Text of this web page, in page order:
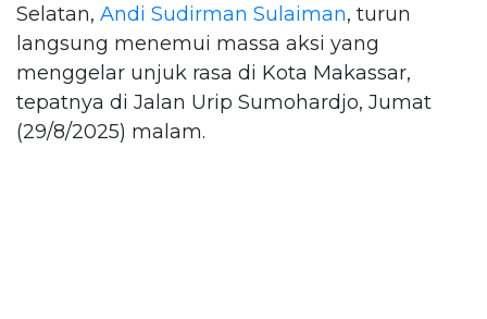
Selatan, Andi Sudirman Sulaiman, turun
langsung menemui massa aksi yang
menggelar unjuk rasa di Kota Makassar,
tepatnya di Jalan Urip Sumohardjo, Jumat
(29/8/2025) malam.